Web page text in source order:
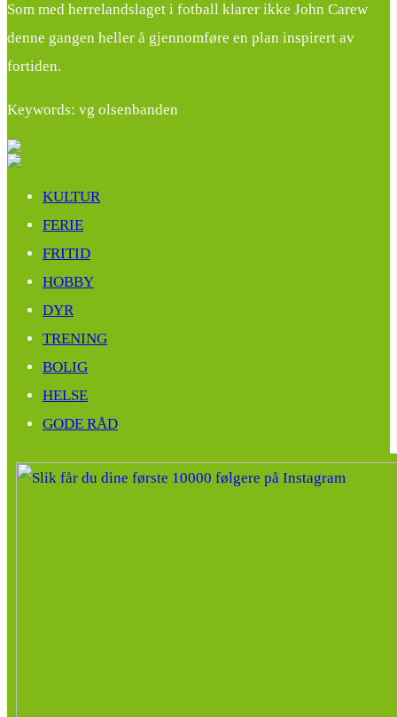
Som med herrelandslaget i fotball klarer ikke John Carew
denne gangen heller å gjennomføre en plan inspirert av
fortiden.
Keywords: vg olsenbanden
KULTUR
FERIE
FRITID
HOBBY
DYR
TRENING
BOLIG
HELSE
GODE RÅD